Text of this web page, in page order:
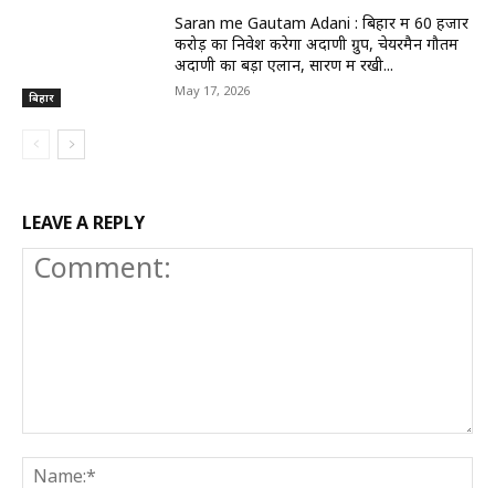
बिहार
Saran me Gautam Adani : बिहार में 60 हजार
करोड़ का निवेश करेगा अदाणी ग्रुप, चेयरमैन गौतम
अदाणी का बड़ा एलान, सारण में रखी...
May 17, 2026
LEAVE A REPLY
Comment: